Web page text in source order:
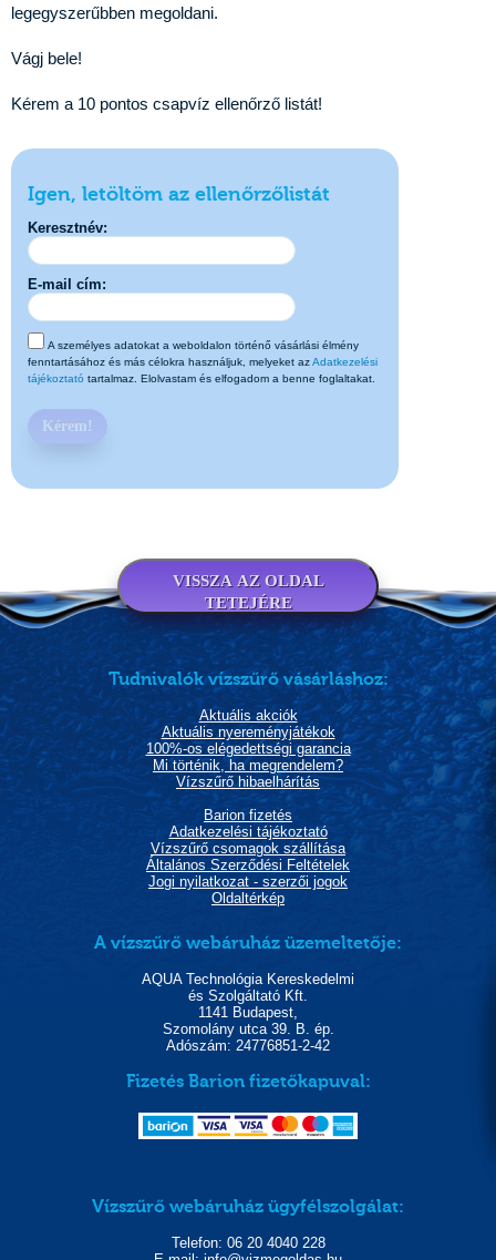
legegyszerűbben megoldani.
Vágj bele!
Kérem a 10 pontos csapvíz ellenőrző listát!
Igen, letöltöm az ellenőrzőlistát
Keresztnév:
E-mail cím:
A személyes adatokat a weboldalon történő vásárlási élmény
fenntartásához és más célokra használjuk, melyeket azAdatkezelési
tájékoztató tartalmaz. Elolvastam és elfogadom a benne foglaltakat.
Kérem!
VISSZA AZ OLDAL
TETEJÉRE
Tudnivalók vízszűrő vásárláshoz:
Aktuális akciók
Aktuális nyereményjátékok
100%-os elégedettségi garancia
Mi történik, ha megrendelem?
Vízszűrő hibaelhárítás
Barion fizetés
Adatkezelési tájékoztató
Vízszűrő csomagok szállítása
Általános Szerződési Feltételek
Jogi nyilatkozat - szerzői jogok
Oldaltérkép
A vízszűrő webáruház üzemeltetője:
AQUA Technológia Kereskedelmi
és Szolgáltató Kft.
1141 Budapest,
Szomolány utca 39. B. ép.
Adószám: 24776851-2-42
Fizetés Barion fizetőkapuval:
Vízszűrő webáruház ügyfélszolgálat:
Telefon: 06 20 4040 228